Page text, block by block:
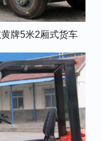
牌5米2厢式货车